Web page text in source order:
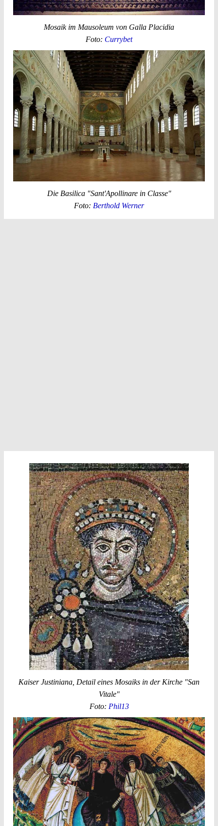
Mosaik im Mausoleum von Galla Placidia
Foto: Currybet
Die Basilica "Sant'Apollinare in Classe"
Foto: Berthold Werner
Kaiser Justiniana, Detail eines Mosaiks in der Kirche "San
Vitale"
Foto: Phil13